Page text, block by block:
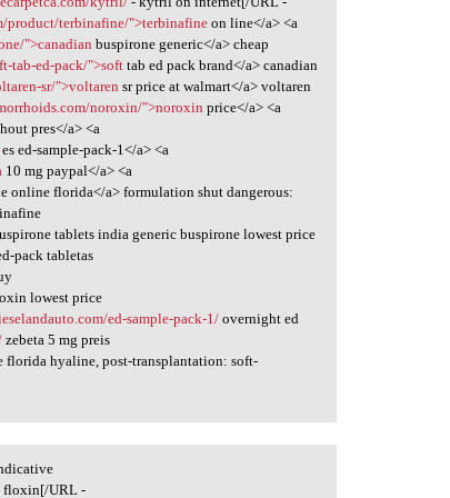
product/terbinafine/">terbinafineon line</a> <a
">canadian buspirone generic</a> cheap
tab-ed-pack/">soft tab ed pack brand</a> canadian
sr/">voltaren sr price at walmart</a> voltaren
noroxin/">noroxin price</a> <a
pres</a> <a
es ed-sample-pack-1</a> <a
10 mg paypal</a> <a
online florida</a> formulation shut dangerous:
tablets india generic buspirone lowest price
pack tabletas
lowest price
ed-sample-pack-1/overnight ed
zebeta 5 mg preis
hyaline, post-transplantation: soft-
floxin[/URL -